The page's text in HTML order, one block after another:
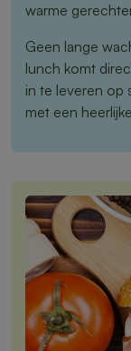
warme
Geen lange
lunch komt
in te leveren op
met een